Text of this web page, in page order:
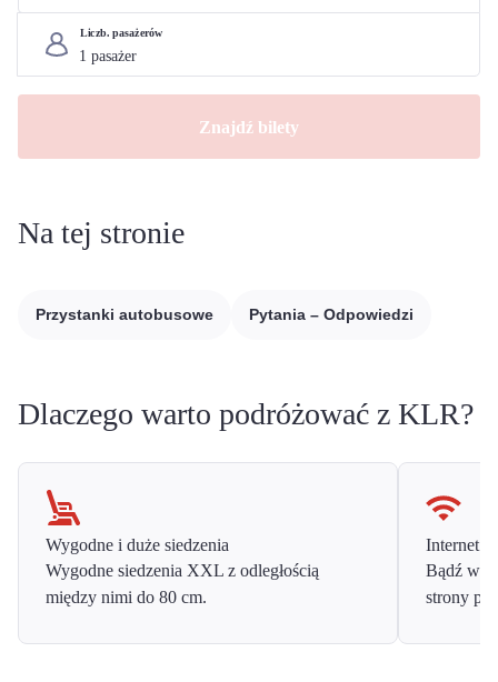
Liczb. pasażerów
Znajdź bilety
Na tej stronie
Przystanki autobusowe Pytania – Odpowiedzi
Dlaczego warto podróżować z KLR?
Wygodne i duże siedzenia
Wygodne siedzenia XXL z odległością
między nimi do 80 cm.
Internet
Bądź w
strony